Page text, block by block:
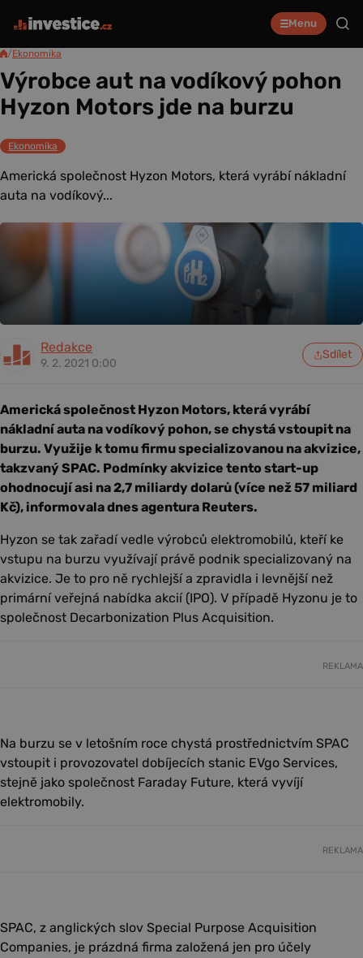
Menu
/Ekonomika
Výrobce aut na vodíkový pohon
Hyzon Motors jde na burzu
Ekonomika
Americká společnost Hyzon Motors, která vyrábí nákladní
auta na vodíkový...
Redakce
9. 2. 2021 0:00
Sdílet
Americká společnost Hyzon Motors, která vyrábí
nákladní auta na vodíkový pohon, se chystá vstoupit na
burzu. Využije k tomu firmu specializovanou na akvizice,
takzvaný SPAC. Podmínky akvizice tento start-up
ohodnocují asi na 2,7 miliardy dolarů (více než 57 miliard
Kč), informovala dnes agentura Reuters.
Hyzon se tak zařadí vedle výrobců elektromobilů, kteří ke
vstupu na burzu využívají právě podnik specializovaný na
akvizice. Je to pro ně rychlejší a zpravidla i levnější než
primární veřejná nabídka akcií (IPO). V případě Hyzonu je to
společnost Decarbonization Plus Acquisition.
REKLAMA
Na burzu se v letošním roce chystá prostřednictvím SPAC
vstoupit i provozovatel dobíjecích stanic EVgo Services,
stejně jako společnost Faraday Future, která vyvíjí
elektromobily.
REKLAMA
SPAC, z anglických slov Special Purpose Acquisition
Companies, je prázdná firma založená jen pro účely